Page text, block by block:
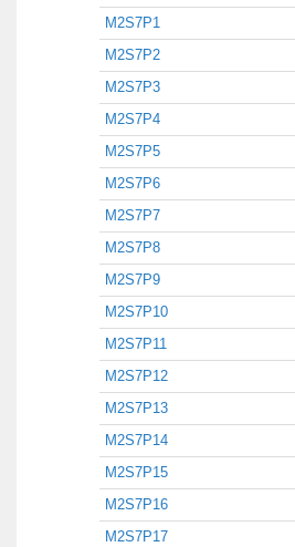
M2S7P1
M2S7P2
M2S7P3
M2S7P4
M2S7P5
M2S7P6
M2S7P7
M2S7P8
M2S7P9
M2S7P10
M2S7P11
M2S7P12
M2S7P13
M2S7P14
M2S7P15
M2S7P16
M2S7P17